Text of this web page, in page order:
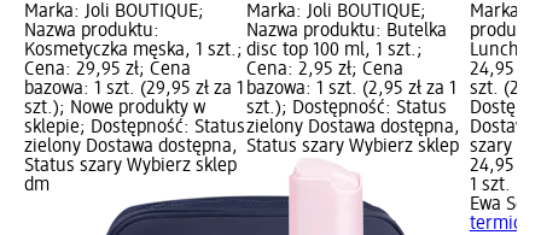
Marka: Joli BOUTIQUE;
Nazwa produktu:
Kosmetyczka męska, 1 szt.;
Cena: 29,95 zł; Cena
bazowa: 1 szt. (29,95 zł za 1
szt.); Nowe produkty w
sklepie; Dostępność: Status
zielony Dostawa dostępna,
Status szary Wybierz sklep
dm
Marka: Joli BOUTIQUE;
Nazwa produktu: Butelka
disc top 100 ml, 1 szt.;
Cena: 2,95 zł; Cena
bazowa: 1 szt. (2,95 zł za 1
szt.); Dostępność: Status
zielony Dostawa dostępna,
Status szary Wybierz sklep
Marka:
24,95
szt.
szary
24,95 zł
1 szt.
Ewa